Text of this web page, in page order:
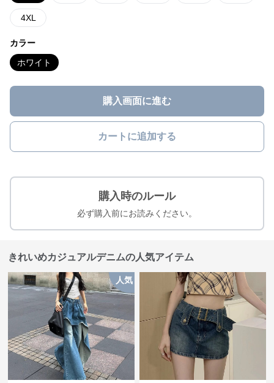
4XL
カラー
ホワイト
購入画面に進む
カートに追加する
購入時のルール
必ず購入前にお読みください。
きれいめカジュアルデニムの人気アイテム
人気